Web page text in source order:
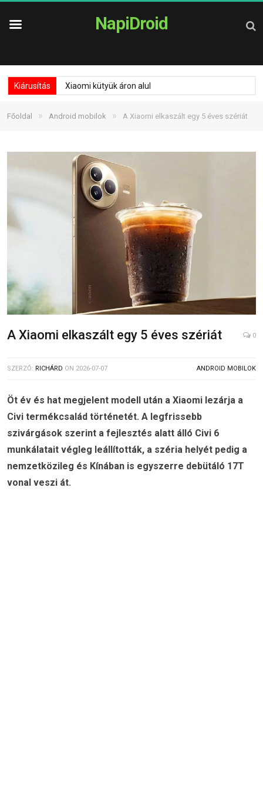
NapiDroid
Kiárusítás Xiaomi kütyük áron alul
Főoldal » Android mobilok » A Xiaomi elkaszált egy 5 éves szériát
A Xiaomi elkaszált egy 5 éves szériát 0
SZERZŐ: RICHÁRD ON 2026-07-07 ANDROID MOBILOK
Öt év és hat megjelent modell után a Xiaomi lezárja a
Civi termékcsalád történetét. A legfrissebb
szivárgások szerint a fejlesztés alatt álló Civi 6
munkálatait végleg leállították, a széria helyét pedig a
nemzetközileg és Kínában is egyszerre debütáló 17T
vonal veszi át.